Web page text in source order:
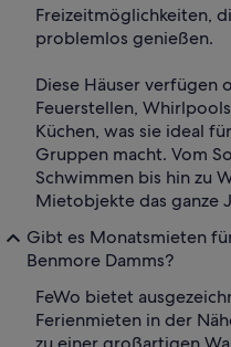
Freizeitmöglichkeiten,
problemlos genießen.
Diese Häuser verfügen
Feuerstellen,
Küchen, was sie ideal
Gruppen macht. Vom
Schwimmen bis hin zu
Mietobjekte das ganze
Gibt es Monatsmieten
Benmore Damms?
FeWo bietet
Ferienmieten in der